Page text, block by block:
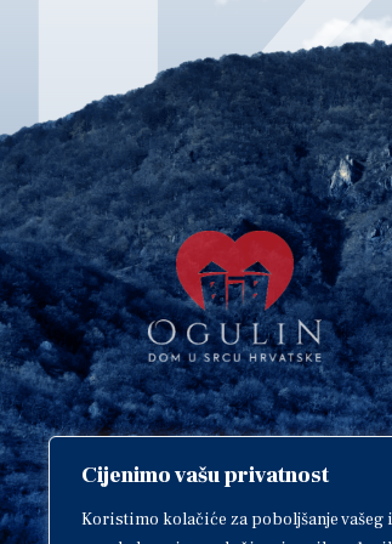
Cijenimo vašu privatnost
Koristimo kolačiće za poboljšanje vašeg
Copyright © 2018. Grad Ogulin,
sva prava pridržana.